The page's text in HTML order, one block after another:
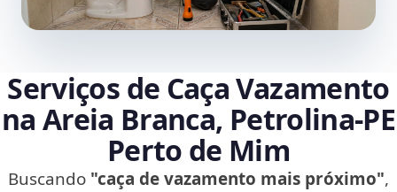
Serviços de Caça Vazamento
na Areia Branca, Petrolina‑PE
Perto de Mim
Buscando "caça de vazamento mais próximo",